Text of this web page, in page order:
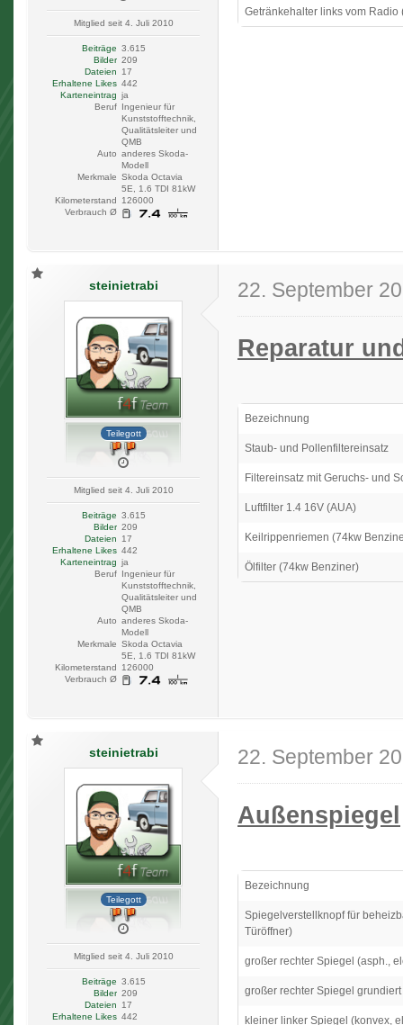
Mitglied seit 4. Juli 2010
Beiträge 3.615
Bilder 209
Dateien
17
Erhaltene Likes 442
Karteneintrag ja
Beruf Ingenieur für
Kunststofftechnik,
Qualitätsleiter und
QMB
Auto anderes Skoda-
Modell
Merkmale Skoda Octavia
5E, 1.6 TDI 81kW
Kilometerstand
126000
Verbrauch Ø
Getränkehalter links vom Radio
steinietrabi
Teilegott
Mitglied seit 4. Juli 2010
Beiträge 3.615
Bilder 209
Dateien
17
Erhaltene Likes 442
Karteneintrag ja
Beruf Ingenieur für
Kunststofftechnik,
Qualitätsleiter und
QMB
Auto anderes Skoda-
Modell
Merkmale Skoda Octavia
5E, 1.6 TDI 81kW
Kilometerstand
126000
Verbrauch Ø
22. September
Reparatur
Bezeichnung
Staub- und Pollenfiltereinsatz
Filtereinsatz mit Geruchs- und
Luftfilter 1.4 16V (AUA)
Keilrippenriemen (74kw
Ölfilter (74kw Benziner)
steinietrabi
Teilegott
Mitglied seit 4. Juli 2010
Beiträge 3.615
Bilder 209
Dateien
17
Erhaltene Likes 442
22. September
Außenspiegel
Bezeichnung
Spiegelverstellknopf für
Türöffner)
großer rechter Spiegel (asph.,
großer rechter Spiegel
kleiner linker Spiegel (konvex,